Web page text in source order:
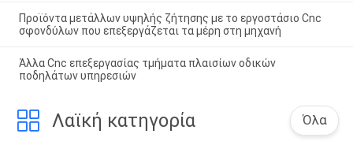
Προϊόντα μετάλλων υψηλής ζήτησης με το εργοστάσιο Cnc
σφονδύλων που επεξεργάζεται τα μέρη στη μηχανή
Άλλα Cnc επεξεργασίας τμήματα πλαισίων οδικών
ποδηλάτων υπηρεσιών
Λαϊκή κατηγορία Όλα